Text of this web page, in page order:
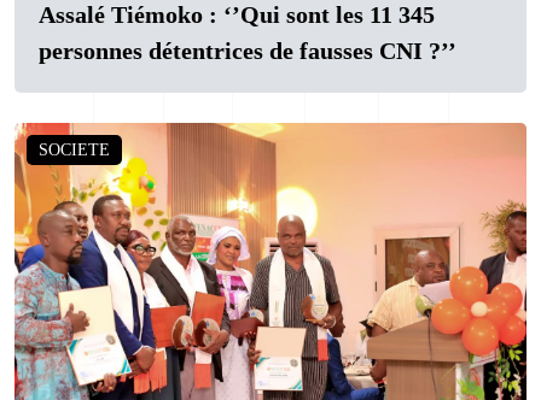
Assalé Tiémoko : ‘’Qui sont les 11 345
personnes détentrices de fausses CNI ?’’
SOCIETE